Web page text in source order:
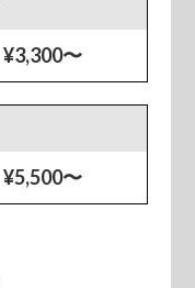
¥3,300〜
¥5,500〜